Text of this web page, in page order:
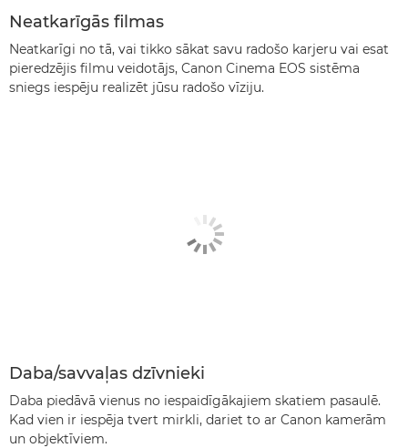
Neatkarīgās filmas
Neatkarīgi no tā, vai tikko sākat savu radošo karjeru vai esat
pieredzējis filmu veidotājs, Canon Cinema EOS sistēma
sniegs iespēju realizēt jūsu radošo vīziju.
Daba/savvaļas dzīvnieki
Daba piedāvā vienus no iespaidīgākajiem skatiem pasaulē.
Kad vien ir iespēja tvert mirkli, dariet to ar Canon kamerām
un objektīviem.